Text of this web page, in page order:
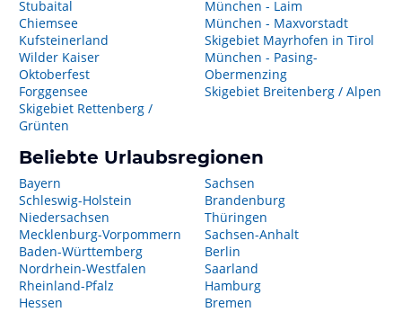
Stubaital
Chiemsee
Kufsteinerland
Wilder Kaiser
Oktoberfest
Forggensee
Skigebiet Rettenberg /
Grünten
München - Laim
München - Maxvorstadt
Skigebiet Mayrhofen in Tirol
München - Pasing-
Obermenzing
Skigebiet Breitenberg / Alpen
Beliebte Urlaubsregionen
Bayern
Schleswig-Holstein
Niedersachsen
Mecklenburg-Vorpommern
Baden-Württemberg
Nordrhein-Westfalen
Rheinland-Pfalz
Hessen
Sachsen
Brandenburg
Thüringen
Sachsen-Anhalt
Berlin
Saarland
Hamburg
Bremen